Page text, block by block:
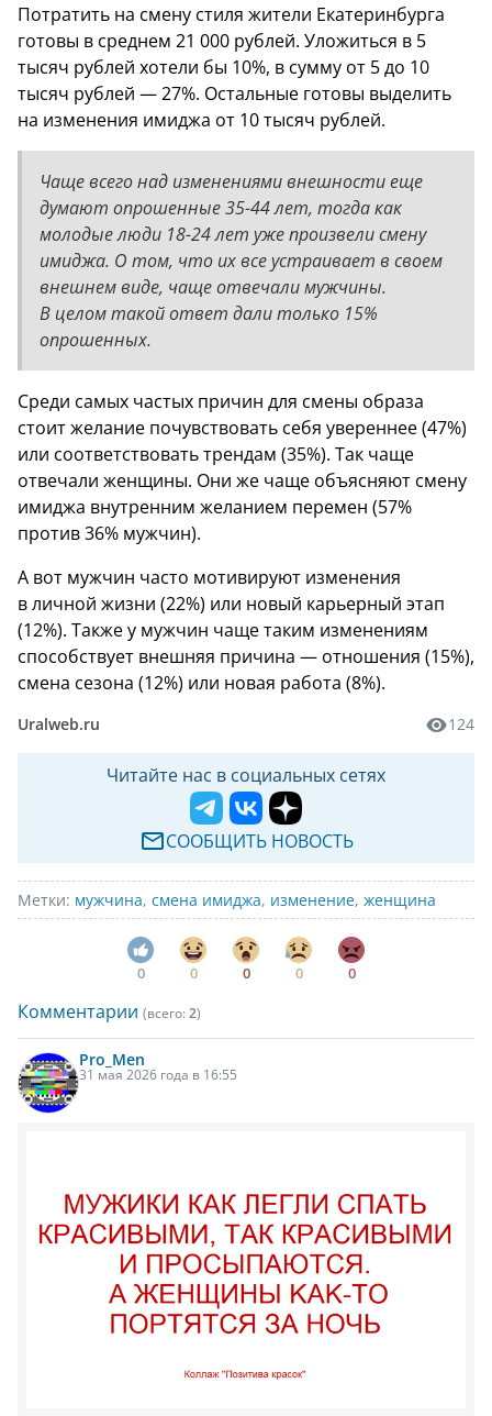
Потратить на смену стиля жители Екатеринбурга
готовы в среднем 21 000 рублей. Уложиться в 5
тысяч рублей хотели бы 10%, в сумму от 5 до 10
тысяч рублей — 27%. Остальные готовы выделить
на изменения имиджа от 10 тысяч рублей.
Чаще всего над изменениями внешности еще
думают опрошенные 35-44 лет, тогда как
молодые люди 18-24 лет уже произвели смену
имиджа. О том, что их все устраивает в своем
внешнем виде, чаще отвечали мужчины.
В целом такой ответ дали только 15%
опрошенных.
Среди самых частых причин для смены образа
стоит желание почувствовать себя увереннее (47%)
или соответствовать трендам (35%). Так чаще
отвечали женщины. Они же чаще объясняют смену
имиджа внутренним желанием перемен (57%
против 36% мужчин).
А вот мужчин часто мотивируют изменения
в личной жизни (22%) или новый карьерный этап
(12%). Также у мужчин чаще таким изменениям
способствует внешняя причина — отношения (15%),
смена сезона (12%) или новая работа (8%).
Uralweb.ru 124
Читайте нас в социальных сетях
СООБЩИТЬ НОВОСТЬ
Метки: мужчина, смена имиджа, изменение, женщина
0 0 0 0 0
Комментарии (всего: 2)
Pro_Men
31 мая 2026 года в 16:55